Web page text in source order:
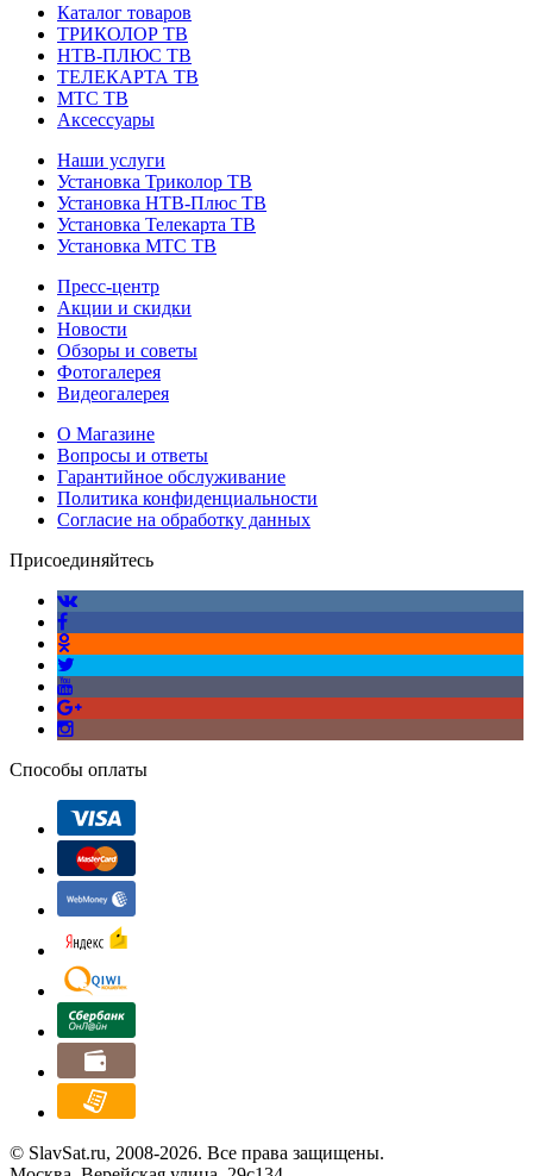
Каталог товаров
ТРИКОЛОР ТВ
НТВ-ПЛЮС ТВ
ТЕЛЕКАРТА ТВ
МТС ТВ
Аксессуары
Наши услуги
Установка Триколор ТВ
Установка НТВ-Плюс ТВ
Установка Телекарта ТВ
Установка МТС ТВ
Пресс-центр
Акции и скидки
Новости
Обзоры и советы
Фотогалерея
Видеогалерея
О Магазине
Вопросы и ответы
Гарантийное обслуживание
Политика конфиденциальности
Согласие на обработку данных
Присоединяйтесь
Способы оплаты
© SlavSat.ru, 2008-2026. Все права защищены.